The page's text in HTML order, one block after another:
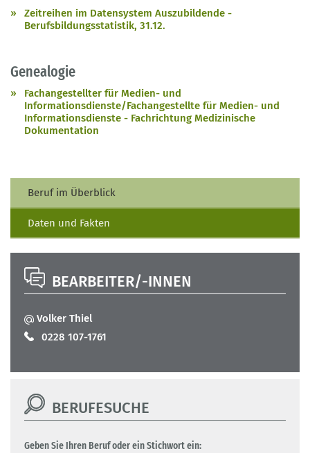
Zeitreihen im Datensystem Auszubildende -
Berufsbildungsstatistik, 31.12.
Genealogie
Fachangestellter für Medien- und
Informationsdienste/Fachangestellte für Medien- und
Informationsdienste - Fachrichtung Medizinische
Dokumentation
Beruf im Überblick
Daten und Fakten
BEARBEITER/-INNEN
Volker Thiel
0228 107-1761
BERUFESUCHE
Geben Sie Ihren Beruf oder ein Stichwort ein: